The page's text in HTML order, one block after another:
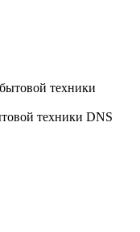
техники DNS